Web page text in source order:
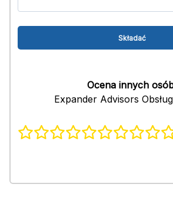
Ocena innych
Expander Advisors